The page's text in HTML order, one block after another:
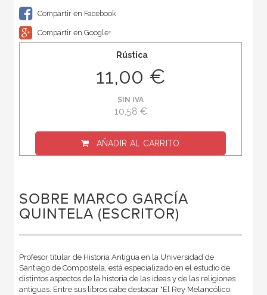
Compartir en Facebook
Compartir en Google+
Rústica
11,00 €
SIN IVA
10,58 €
AÑADIR AL CARRITO
SOBRE MARCO GARCÍA
QUINTELA (ESCRITOR)
Profesor titular de Historia Antigua en la Universidad de
Santiago de Compostela, está especializado en el estudio de
distintos aspectos de la historia de las ideas y de las religiones
antiguas. Entre sus libros cabe destacar "El Rey Melancólico.